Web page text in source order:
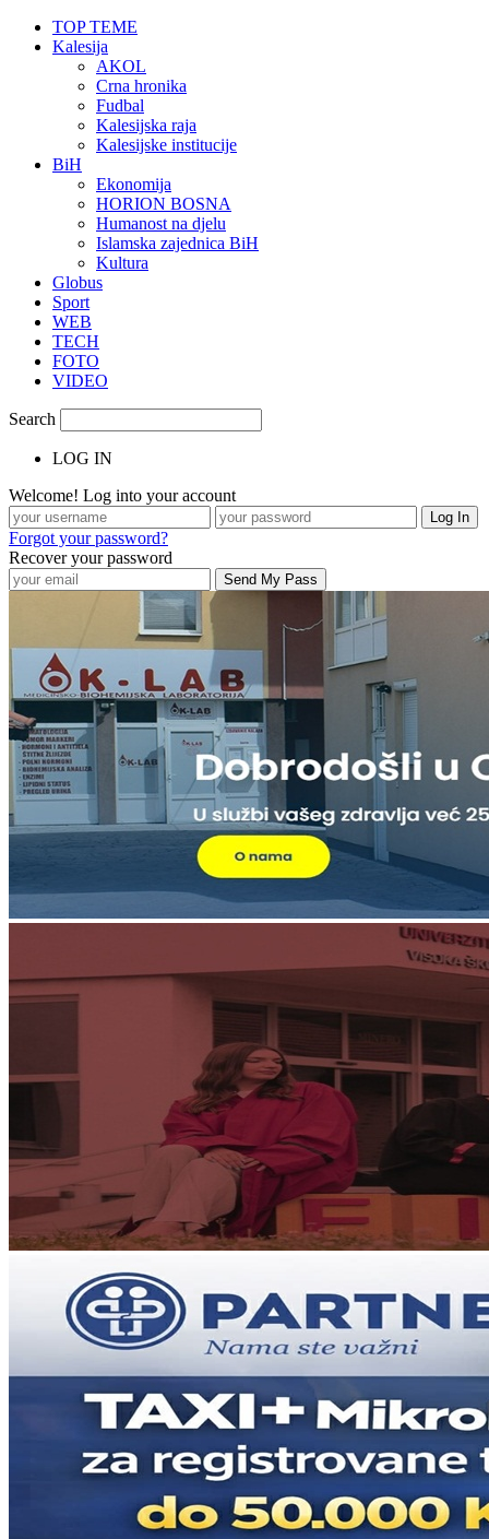
TOP TEME
Kalesija
AKOL
Crna hronika
Fudbal
Kalesijska raja
Kalesijske institucije
BiH
Ekonomija
HORION BOSNA
Humanost na djelu
Islamska zajednica BiH
Kultura
Globus
Sport
WEB
TECH
FOTO
VIDEO
Search
LOG IN
Welcome! Log into your account
Forgot your password?
Recover your password